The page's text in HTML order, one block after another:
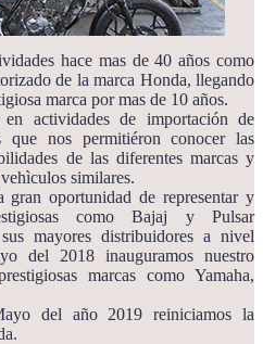
hace mas de 40 años como
de la marca Honda, llegando
marca por mas de 10 años.
en actividades de importación de
que nos permitiéron conocer las
de las diferentes marcas y
similares.
oportunidad de representar y
como Bajaj y Pulsar
mayores distribuidores a nivel
del 2018 inauguramos nuestro
marcas como Yamaha,
del año 2019 reiniciamos la